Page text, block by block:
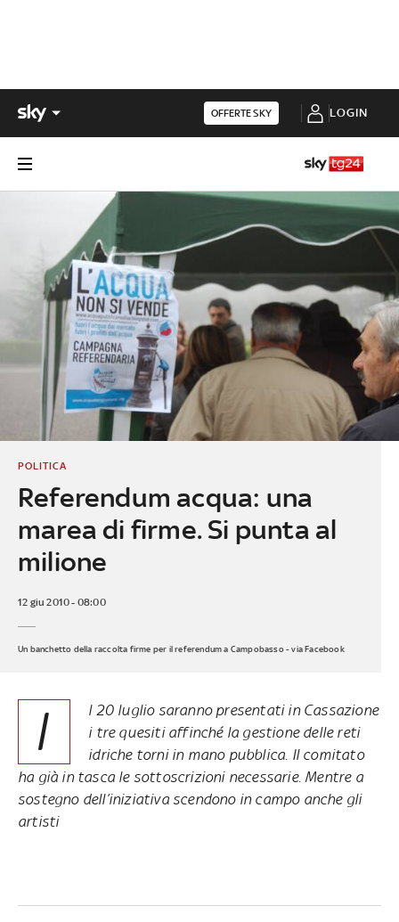
OFFERTE SKY LOGIN
Referendum acqua: una
marea di firme. Si punta al
milione
POLITICA
12 giu 2010 - 08:00
Un banchetto della raccolta firme per il referendum a Campobasso - via Facebook
I
l 20 luglio saranno presentati in Cassazione
i tre quesiti affinché la gestione delle reti
idriche torni in mano pubblica. Il comitato
ha già in tasca le sottoscrizioni necessarie. Mentre a
sostegno dell’iniziativa scendono in campo anche gli
artisti